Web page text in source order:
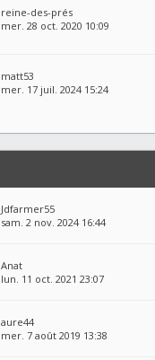
reine-des-prés
mer. 28 oct. 2020 10:09
matt53
mer. 17 juil. 2024 15:24
Jdfarmer55
sam. 2 nov. 2024 16:44
Anat
lun. 11 oct. 2021 23:07
aure44
mer. 7 août 2019 13:38